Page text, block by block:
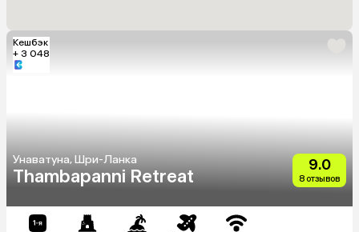
Кешбэк
+ 3 048
Унаватуна, Шри-Ланка
Thambapanni Retreat
9.0
8 отзывов